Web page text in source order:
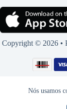
Nós usamos
Copyright © 2026 •